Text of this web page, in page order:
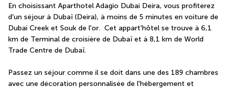
En choisissant Aparthotel Adagio Dubai Deira, vous profiterez
d'un séjour à Dubaï (Deira), à moins de 5 minutes en voiture de
Dubai Creek et Souk de l'or.  Cet appart'hôtel se trouve à 6,1
km de Terminal de croisière de Dubaï et à 8,1 km de World
Trade Centre de Dubaï.
Passez un séjour comme il se doit dans une des 189 chambres
avec une décoration personnalisée de l'hébergement et